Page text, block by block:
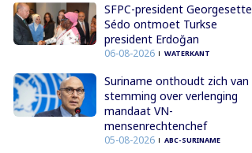
SFPC-president Georgesette
Sédo ontmoet Turkse
president Erdoğan
06-08-2026 WATERKANT
Suriname onthoudt zich van
stemming over verlenging
mandaat VN-
mensenrechtenchef
05-08-2026 ABC-SURINAME